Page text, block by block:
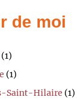
de moi
(1)
(1)
Saint-Hilaire (1)